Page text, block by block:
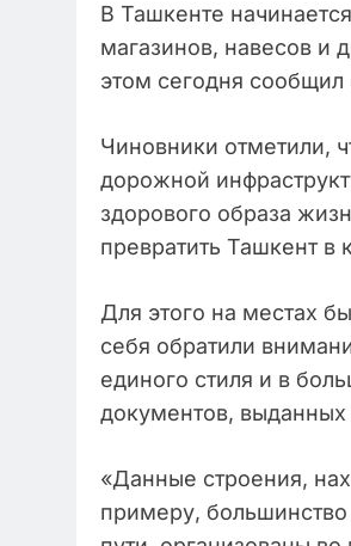
В Ташкенте
магазинов, навесов и
этом сегодня
Чиновники отметили,
дорожной
здорового образа
превратить Ташкент в
Для этого на местах
себя обратили
единого стиля и в
документов,
«Данные строения,
примеру,